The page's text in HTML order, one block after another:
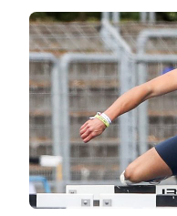
Mitglied
im
HBL-
Präsidium